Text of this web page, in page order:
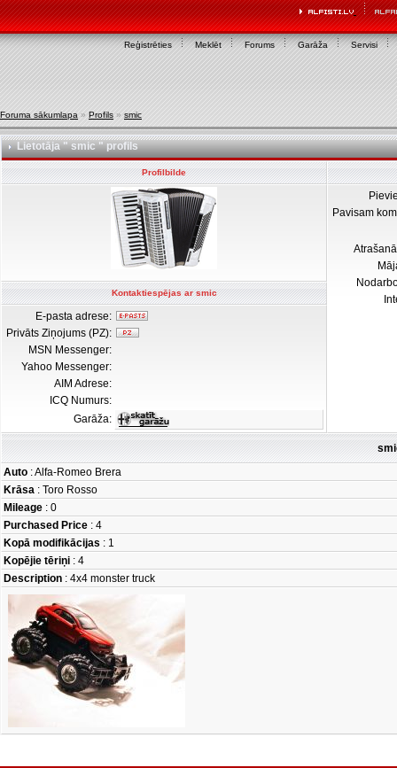
Reģistrēties Meklēt Forums Garāža Servisi
Foruma sākumlapa » Profils » smic
Lietotāja " smic " profils
Profilbilde
Pavisam
Kontaktiespējas ar smic
E-pasta adrese:
Privāts Ziņojums (PZ):
MSN Messenger:
Yahoo Messenger:
AIM Adrese:
ICQ Numurs:
Garāža:
Auto : Alfa-Romeo Brera
Krāsa : Toro Rosso
Mileage : 0
Purchased Price : 4
Kopā modifikācijas : 1
Kopējie tēriņi : 4
Description : 4x4 monster truck